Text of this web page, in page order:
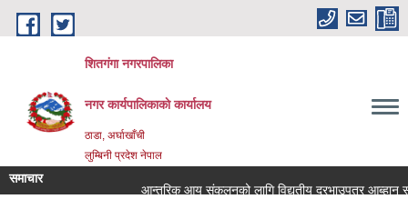
Skip to main content
शितगंगा नगरपालिका
नगर कार्यपालिकाकाे कार्यालय
ठाडा, अर्घाखाँची
लुम्बिनी प्रदेश नेपाल
समाचार
आन्तरिक आय संकलनको लागि विद्युतीय दरभाउपत्र आब्हान